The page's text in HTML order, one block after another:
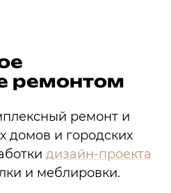
ремонтом
ремонт и
домов и городских
дизайн-проекта
и меблировки.